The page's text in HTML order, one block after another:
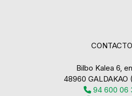
CONTACTO
Bilbo Kalea 6,
48960 GALDAKAO
94 600 06